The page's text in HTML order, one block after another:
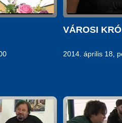
VÁROSI
2014. április 18,